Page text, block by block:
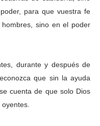
para que vuestra fe
sino en el poder
durante y después de
que sin la ayuda
cuenta de que solo Dios